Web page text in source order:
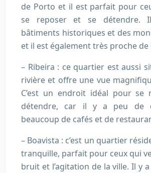
de Porto et il est parfait pour
se reposer et se détendre.
bâtiments historiques et des
et il est également très proche de
– Ribeira : ce quartier est aussi
rivière et offre une vue
C’est un endroit idéal pour se
détendre, car il y a peu de
beaucoup de cafés et de
– Boavista : c’est un quartier
tranquille, parfait pour ceux qui
bruit et l’agitation de la ville. Il y